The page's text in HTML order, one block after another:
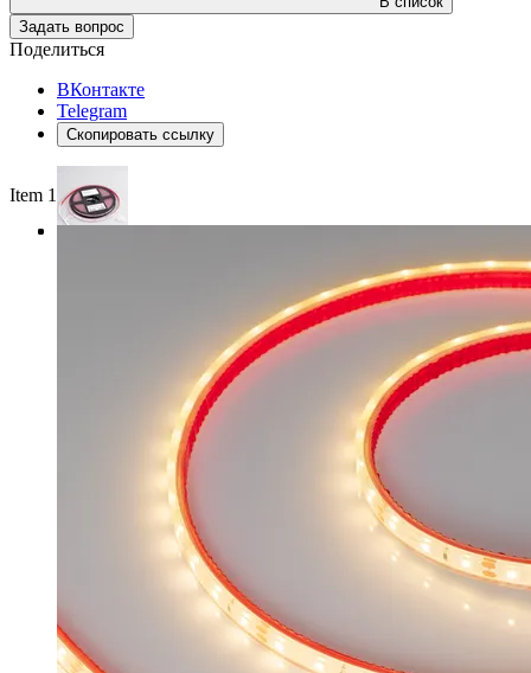
Задать вопрос
Поделиться
ВКонтакте
Telegram
Скопировать ссылку
Item 1 of 3